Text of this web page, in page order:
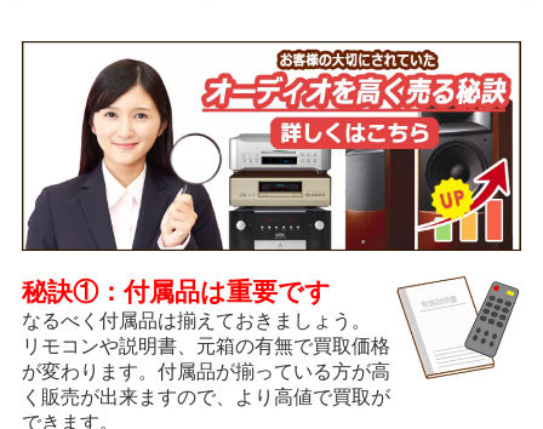
秘訣①：付属品は重要です
なるべく付属品は揃えておきましょう。
リモコンや説明書、元箱の有無で買取価格
が変わります。付属品が揃っている方が高
く販売が出来ますので、より高値で買取が
できます。